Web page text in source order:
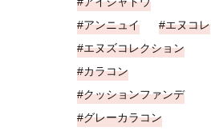
アンニュイ
エヌコレ
エヌズコレクション
カラコン
クッションファンデ
グレーカラコン